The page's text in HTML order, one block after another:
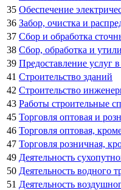
35 Обеспечение
36 Забор, очистка и
37 Сбор и обработка
38 Сбор, обработка и
39 Предоставление услуг
41 Строительство зданий
42 Строительство
43 Работы строительные
45 Торговля оптовая и
46 Торговля оптовая,
47 Торговля розничная,
49 Деятельность
50 Деятельность водного
51 Деятельность